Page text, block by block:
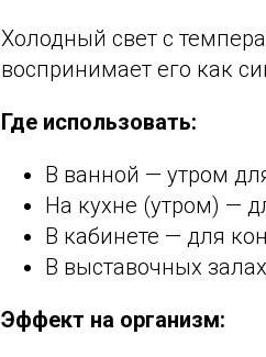
Холодный свет с
воспринимает его как
Где использовать:
В ванной — утром
На кухне (утром) —
В кабинете — для
В выставочных
Эффект на организм: